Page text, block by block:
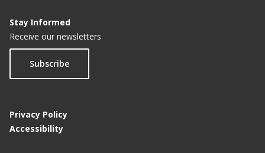
Stay Informed
Receive our newsletters
Subscribe
Privacy Policy
Accessibility